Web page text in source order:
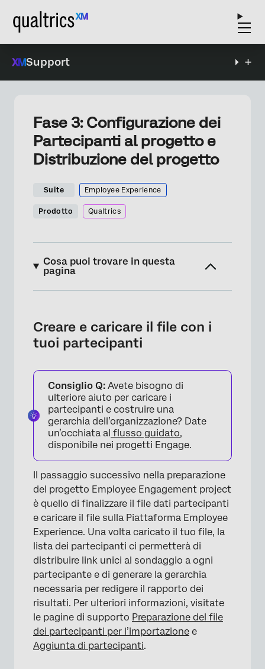
Support
Fase 3: Configurazione dei
Partecipanti al progetto e
Distribuzione del progetto
Suite Employee Experience
Prodotto Qualtrics
Cosa puoi trovare in questa
pagina
Scegliere il metodo di distribuzione del
sondaggio
FAQs
Creare e caricare il file con i
tuoi partecipanti
Consiglio Q: Avete bisogno di
ulteriore aiuto per caricare i
partecipanti e costruire una
gerarchia dell’organizzazione? Date
un’occhiata al flusso guidato,
disponibile nei progetti Engage.
Il passaggio successivo nella preparazione
del progetto Employee Engagement project
è quello di finalizzare il file dati partecipanti
e caricare il file sulla Piattaforma Employee
Experience. Una volta caricato il tuo file, la
lista dei partecipanti ci permetterà di
distribuire link unici al sondaggio a ogni
partecipante e di generare la gerarchia
necessaria per redigere il rapporto dei
risultati. Per ulteriori informazioni, visitate
le pagine di supporto Preparazione del file
dei partecipanti per l’importazione e
Aggiunta di partecipanti.